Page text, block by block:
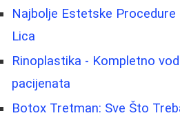
Najbolje Estetske
Lica
Rinoplastika - Kompletno
pacijenata
Botox Tretman: Sve Što